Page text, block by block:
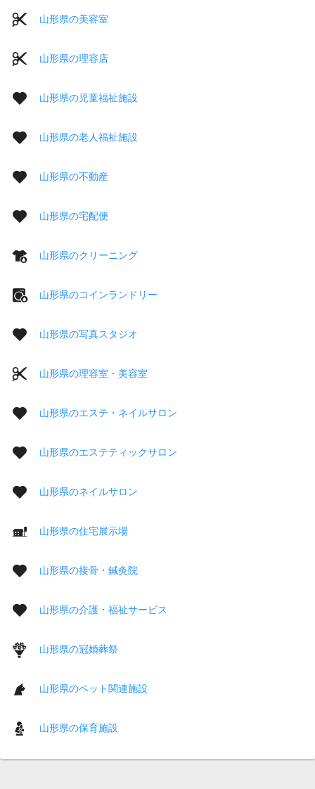
山形県の美容室
山形県の理容店
山形県の児童福祉施設
山形県の老人福祉施設
山形県の不動産
山形県の宅配便
山形県のクリーニング
山形県のコインランドリー
山形県の写真スタジオ
山形県の理容室・美容室
山形県のエステ・ネイルサロン
山形県のエステティックサロン
山形県のネイルサロン
山形県の住宅展示場
山形県の接骨・鍼灸院
山形県の介護・福祉サービス
山形県の冠婚葬祭
山形県のペット関連施設
山形県の保育施設